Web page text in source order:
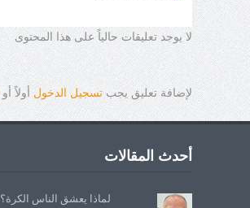
لا يوجد تعليقات حالياً على هذا المحتوى
لإضافة تعليق يجبتسجيل الدخول أولاً أو
أحدث المقالات
لماذا يعشق الناس الكرة؟